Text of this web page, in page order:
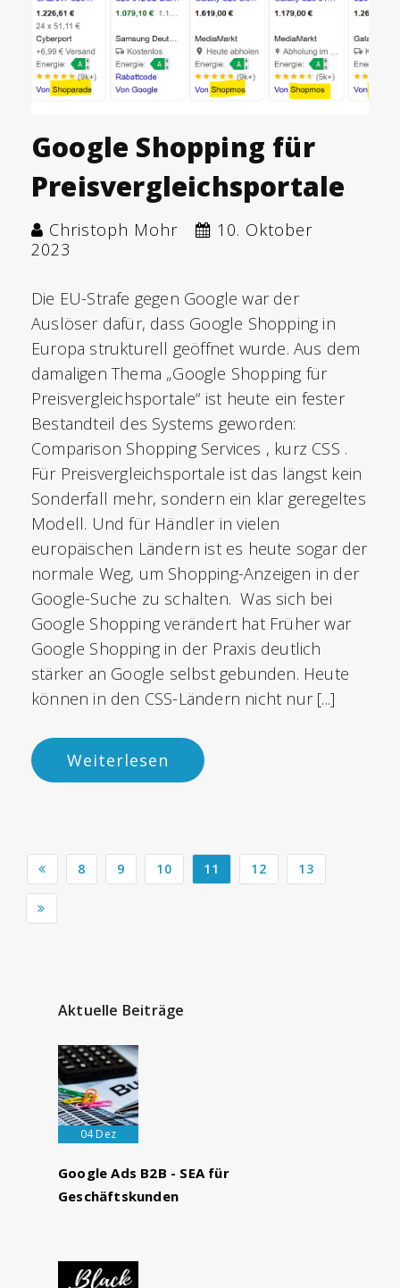
Google Shopping für
Preisvergleichsportale
Christoph Mohr
10. Oktober
2023
Die EU-Strafe gegen Google war der
Auslöser dafür, dass Google Shopping in
Europa strukturell geöffnet wurde. Aus dem
damaligen Thema „Google Shopping für
Preisvergleichsportale“ ist heute ein fester
Bestandteil des Systems geworden:
Comparison Shopping Services , kurz CSS .
Für Preisvergleichsportale ist das längst kein
Sonderfall mehr, sondern ein klar geregeltes
Modell. Und für Händler in vielen
europäischen Ländern ist es heute sogar der
normale Weg, um Shopping-Anzeigen in der
Google-Suche zu schalten. Was sich bei
Google Shopping verändert hat Früher war
Google Shopping in der Praxis deutlich
stärker an Google selbst gebunden. Heute
können in den CSS-Ländern nicht nur [...]
Weiterlesen
8 9 10 11 12 13
Aktuelle Beiträge
04 Dez
Google Ads B2B - SEA für
Geschäftskunden